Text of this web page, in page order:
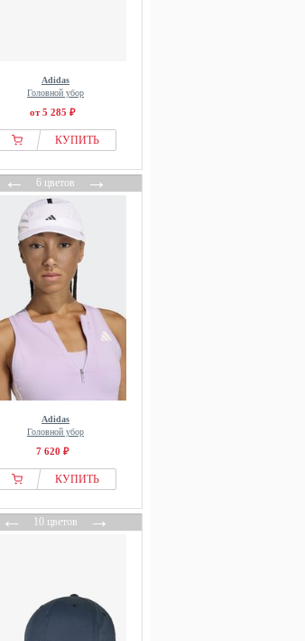
Adidas
Головной убор
от 5 285 ₽
КУПИТЬ
←6 цветов→
Adidas
Головной убор
7 620 ₽
КУПИТЬ
←10 цветов→